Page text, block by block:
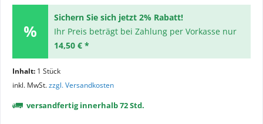
Sichern Sie sich jetzt 2% Rabatt!
Ihr Preis beträgt bei Zahlung per Vorkasse nur
14,50 € *
Inhalt: 1 Stück
inkl. MwSt.zzgl. Versandkosten
versandfertig innerhalb 72 Std.